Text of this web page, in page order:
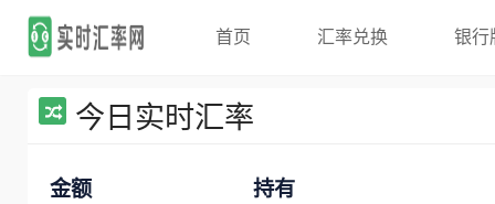
首页 汇率兑换 银行
今日实时汇率
金额 持有